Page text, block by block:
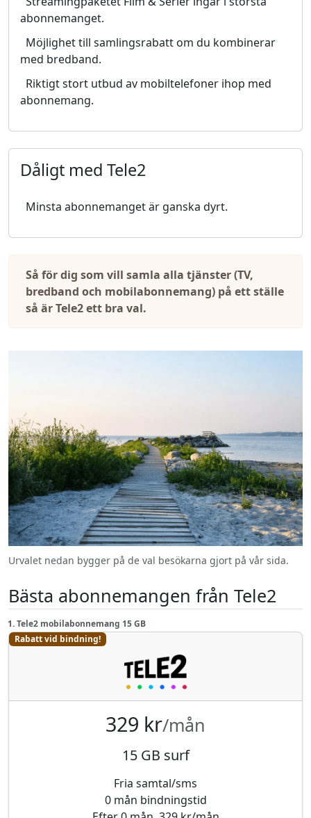
abonnemanget.
Möjlighet till samlingsrabatt om du kombinerar
med bredband.
Riktigt stort utbud av mobiltelefoner ihop med
abonnemang.
Dåligt med Tele2
Minsta abonnemanget är ganska dyrt.
Så för dig som vill samla alla tjänster (TV,
bredband och mobilabonnemang) på ett ställe
så är Tele2 ett bra val.
Urvalet nedan bygger på de val besökarna gjort på vår sida.
Bästa abonnemangen från Tele2
1. Tele2 mobilabonnemang 15 GB
Rabatt vid bindning!
329 kr/mån
15 GB surf
Fria samtal/sms
0 mån bindningstid